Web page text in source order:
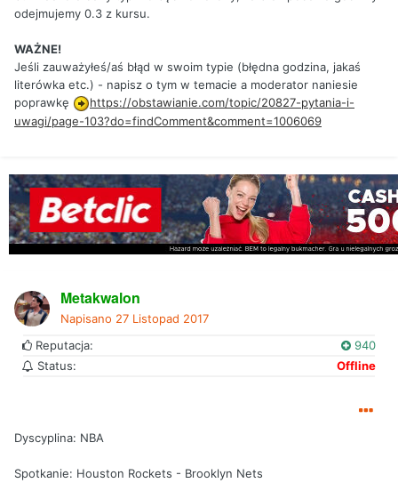
odejmujemy 0.3 z kursu.
WAŻNE!
Jeśli zauważyłeś/aś błąd w swoim typie (błędna godzina, jakaś
literówka etc.) - napisz o tym w temacie a moderator naniesie
poprawkę
https://obstawianie.com/topic/20827-pytania-i-
uwagi/page-103?do=findComment&comment=1006069
Metakwalon
Napisano 27 Listopad 2017
Reputacja:
940
Status:
Offline
Dyscyplina: NBA
Spotkanie: Houston Rockets - Brooklyn Nets